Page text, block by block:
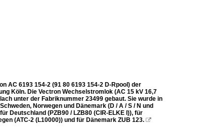
AC 6193 154-2 (91 80 6193 154-2 D-Rpool) der
Köln. Die Vectron Wechselstromlok (AC 15 kV 16,7
unter der Fabriknummer 23499 gebaut. Sie wurde in
Norwegen und Dänemark (D / A / S / N und
Deutschland (PZB90 / LZB80 (CIR-ELKE I)), für
(ATC-2 (L10000)) und für Dänemark ZUB 123. 